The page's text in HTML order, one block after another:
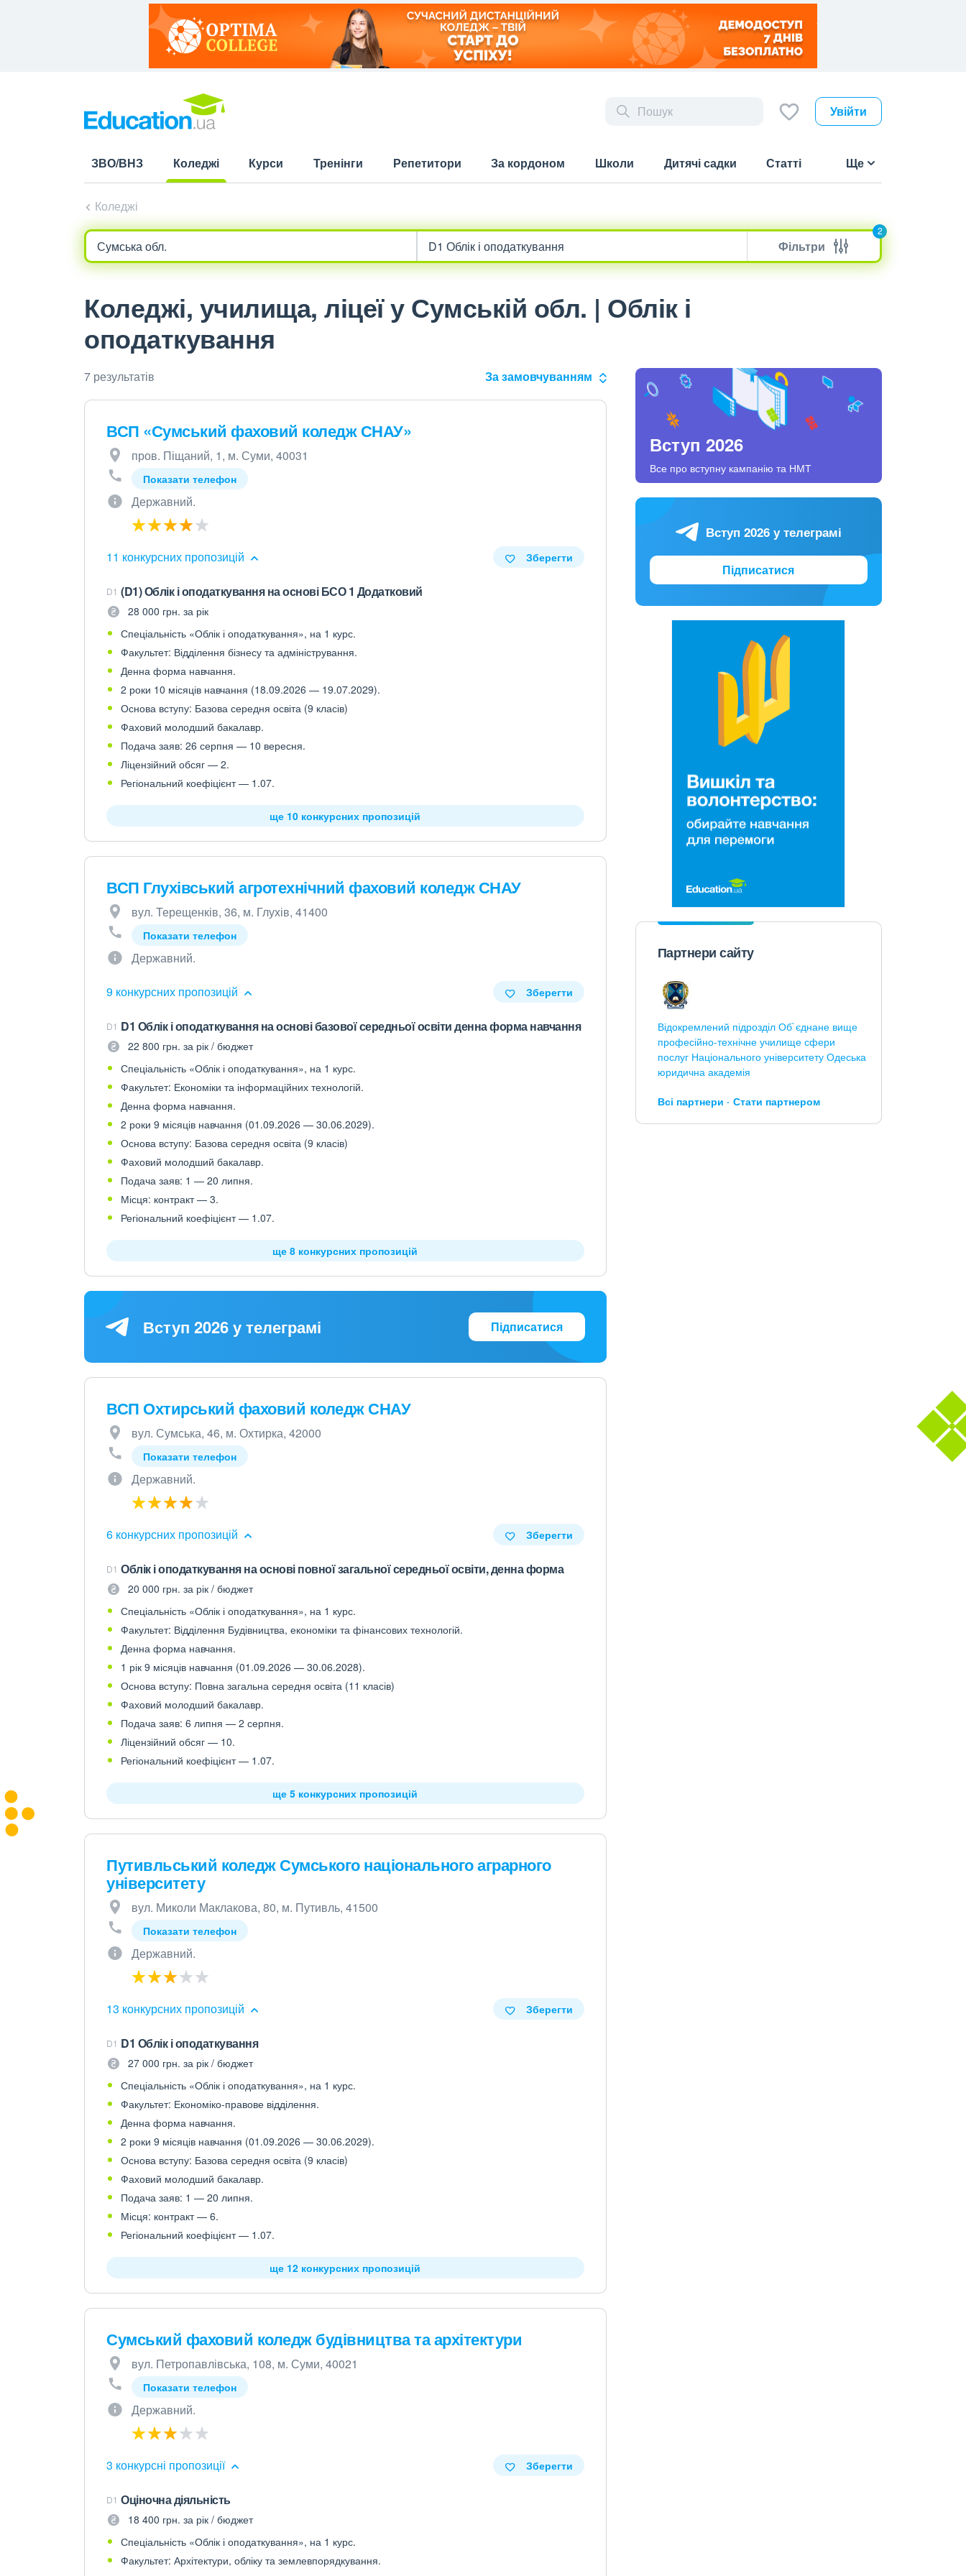
Увійти
ЗВО/ВНЗ
Коледжі
Курси Тренінги Репетитори За кордоном Школи Дитячі садки Статті Ще
Коледжі
Фільтри
2
Коледжі, училища, ліцеї у Сумській обл. | Облік і
оподаткування
7 результатів За замовчуванням
ВСП «Сумський фаховий коледж СНАУ»
пров. Піщаний, 1, м. Суми, 40031
Показати телефон
Державний.
11 конкурсних пропозицій Зберегти
D1 (D1) Облік і оподаткування на основі БСО 1 Додатковий
28 000 грн. за рік
Спеціальність «Облік і оподаткування», на 1 курс.
Факультет: Відділення бізнесу та адміністрування.
Денна форма навчання.
2 роки 10 місяців навчання (18.09.2026 — 19.07.2029).
Основа вступу: Базова середня освіта (9 класів)
Фаховий молодший бакалавр.
Подача заяв: 26 серпня — 10 вересня.
Ліцензійний обсяг — 2.
Регіональний коефіцієнт — 1.07.
ще 10 конкурсних пропозицій
ВСП Глухівський агротехнічний фаховий коледж СНАУ
вул. Терещенків, 36, м. Глухів, 41400
Показати телефон
Державний.
9 конкурсних пропозицій Зберегти
D1 D1 Облік і оподаткування на основі базової середньої освіти денна форма навчання
22 800 грн. за рік / бюджет
Спеціальність «Облік і оподаткування», на 1 курс.
Факультет: Економіки та інформаційних технологій.
Денна форма навчання.
2 роки 9 місяців навчання (01.09.2026 — 30.06.2029).
Основа вступу: Базова середня освіта (9 класів)
Фаховий молодший бакалавр.
Подача заяв: 1 — 20 липня.
Місця: контракт — 3.
Регіональний коефіцієнт — 1.07.
ще 8 конкурсних пропозицій
Вступ 2026 у телеграмі Підписатися
ВСП Охтирський фаховий коледж СНАУ
вул. Сумська, 46, м. Охтирка, 42000
Показати телефон
Державний.
6 конкурсних пропозицій Зберегти
D1 Облік і оподаткування на основі повної загальної середньої освіти, денна форма
20 000 грн. за рік / бюджет
Спеціальність «Облік і оподаткування», на 1 курс.
Факультет: Відділення Будівництва, економіки та фінансових технологій.
Денна форма навчання.
1 рік 9 місяців навчання (01.09.2026 — 30.06.2028).
Основа вступу: Повна загальна середня освіта (11 класів)
Фаховий молодший бакалавр.
Подача заяв: 6 липня — 2 серпня.
Ліцензійний обсяг — 10.
Регіональний коефіцієнт — 1.07.
ще 5 конкурсних пропозицій
Путивльський коледж Сумського національного аграрного
університету
вул. Миколи Маклакова, 80, м. Путивль, 41500
Показати телефон
Державний.
13 конкурсних пропозицій Зберегти
D1 D1 Облік і оподаткування
27 000 грн. за рік / бюджет
Спеціальність «Облік і оподаткування», на 1 курс.
Факультет: Економіко-правове відділення.
Денна форма навчання.
2 роки 9 місяців навчання (01.09.2026 — 30.06.2029).
Основа вступу: Базова середня освіта (9 класів)
Фаховий молодший бакалавр.
Подача заяв: 1 — 20 липня.
Місця: контракт — 6.
Регіональний коефіцієнт — 1.07.
ще 12 конкурсних пропозицій
Сумський фаховий коледж будівництва та архітектури
вул. Петропавлівська, 108, м. Суми, 40021
Показати телефон
Державний.
3 конкурсні пропозиції Зберегти
D1 Оціночна діяльність
18 400 грн. за рік / бюджет
Спеціальність «Облік і оподаткування», на 1 курс.
Факультет: Архітектури, обліку та землевпорядкування.
Вступ 2026
Все про вступну кампанію та НМТ
Вступ 2026 у телеграмі
Підписатися
Партнери сайту
Відокремлений підрозділ Об`єднане вище
професійно-технічне училище сфери
послуг Національного університету Одеська
юридична академія
Всі партнери Стати партнером